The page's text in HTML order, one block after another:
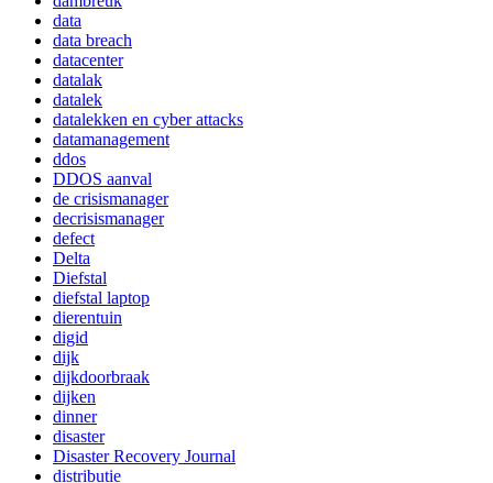
data
data breach
datacenter
datalak
datalek
datalekken en cyber attacks
datamanagement
ddos
DDOS aanval
de crisismanager
decrisismanager
defect
Delta
Diefstal
diefstal laptop
dierentuin
digid
dijk
dijkdoorbraak
dijken
dinner
disaster
Disaster Recovery Journal
distributie